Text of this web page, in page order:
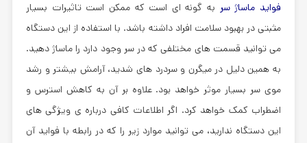
فواید ماساژ سر به گونه ای است که ممکن است تاثیرات بسیار
مثبتی در بهبود سلامت افراد داشته باشد. با استفاده از این دستگاه
می توانید قسمت های مختلفی که در سر وجود دارد را ماساژ دهید.
به همین دلیل در میگرن و سردرد های شدید، آرامش بیشتر و رشد
موی سر بسیار موثر خواهد بود. علاوه بر آن به کاهش استرس و
اضطراب کمک خواهد کرد. اگر اطلاعات کافی درباره ی ویژگی های
این دستگاه ندارید، می توانید موارد زیر را که در رابطه با فواید آن